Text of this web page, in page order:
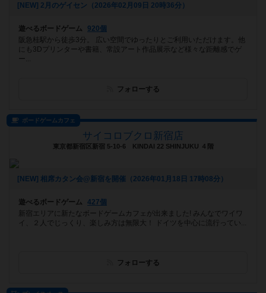
[NEW] 2月のゲイセン（2026年02月09日 20時36分）
遊べるボードゲーム
920個
阪急桂駅から徒歩3分。 広い空間でゆったりとご利用いただけます。他
にも3Dプリンターや書籍、常設アート作品展示など様々な距離感でゲ
ー...
フォローする
ボードゲームカフェ
サイコロブクロ新宿店
東京都新宿区新宿 5-10-6 KINDAI 22 SHINJUKU ４階
[NEW] 相席カタン会@新宿を開催（2026年01月18日 17時08分）
遊べるボードゲーム
427個
新宿エリアに新たなボードゲームカフェが出来ました! みんなでワイワ
イ、２人でじっくり、楽しみ方は無限大！ ドイツを中心に流行ってい...
フォローする